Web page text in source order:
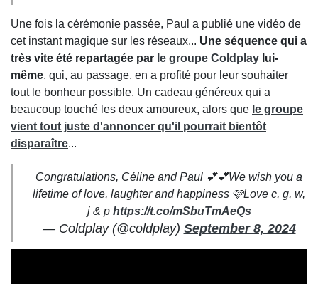
Une fois la cérémonie passée, Paul a publié une vidéo de
cet instant magique sur les réseaux... Une séquence qui a
très vite été repartagée par le groupe Coldplay lui-
même, qui, au passage, en a profité pour leur souhaiter
tout le bonheur possible. Un cadeau généreux qui a
beaucoup touché les deux amoureux, alors que le groupe
vient tout juste d'annoncer qu'il pourrait bientôt
disparaître...
Congratulations, Céline and Paul 💕💕We wish you a
lifetime of love, laughter and happiness 🩷Love c, g, w,
j & p https://t.co/mSbuTmAeQs
— Coldplay (@coldplay) September 8, 2024